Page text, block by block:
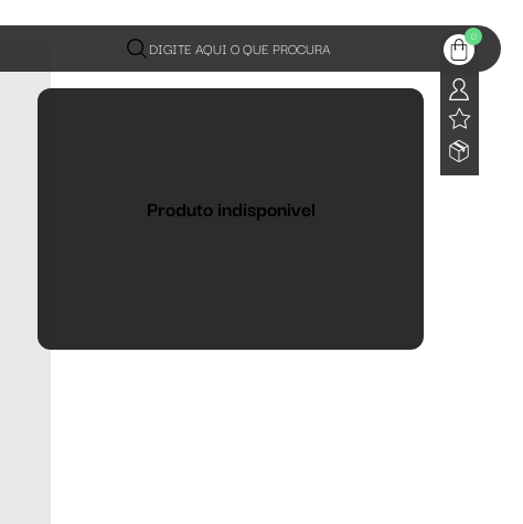
DIGITE AQUI O QUE PROCURA
0
Produto indisponivel